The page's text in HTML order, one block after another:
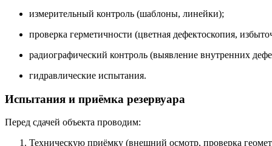
измерительный контроль (шаблоны, линейки);
проверка герметичности (цветная дефектоскопия,
радиографический контроль (выявление внутренних
гидравлические испытания.
Испытания и приёмка резервуара
Перед сдачей объекта проводим:
Техническую приёмку (внешний осмотр, проверка